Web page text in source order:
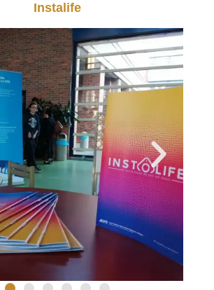
Instalife